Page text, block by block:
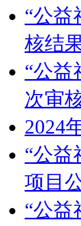
“公益
核结
“公
次审
2024
“公益
项目
“公